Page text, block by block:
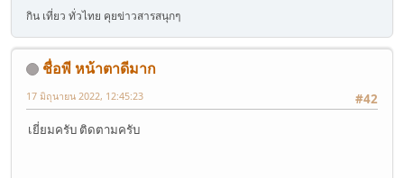
กิน เที่ยว ทั่วไทย คุยข่าวสารสนุกๆ
ชื่อพี หน้าตาดีมาก
#42
17 มิถุนายน 2022, 12:45:23
เยี่ยมครับ ติดตามครับ